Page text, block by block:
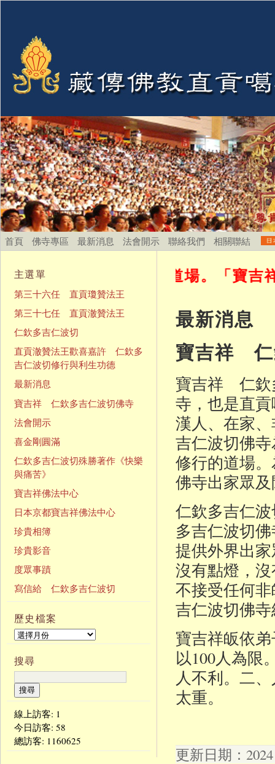
首頁 佛寺專區 最新消息 法會開示 聯絡我們 相關聯結
及日本京都之道場。「寶吉祥」
最新消息
寶吉祥 仁
寶吉祥 仁欽
寺，也是直
漢人、在家
吉仁波切佛
修行的道場
佛寺出家眾
仁欽多吉仁
多吉仁波切
提供外界出
沒有點燈，
不接受任何
吉仁波切佛
寶吉祥皈依
以100人為限
人不利。二
太重。
更新日期：
主選單
第三十六任 直貢瓊贊法王
第三十七任 直貢澈贊法王
仁欽多吉仁波切
直貢澈贊法王歡喜嘉許 仁欽多
吉仁波切修行與利生功德
最新消息
寶吉祥 仁欽多吉仁波切佛寺
法會開示
喜金剛圓滿
仁欽多吉仁波切殊勝著作《快樂
與痛苦》
寶吉祥佛法中心
日本京都寶吉祥佛法中心
珍貴相簿
珍貴影音
度眾事蹟
寫信給 仁欽多吉仁波切
歷史檔案
搜尋
線上訪客: 1
今日訪客: 58
總訪客: 1160625